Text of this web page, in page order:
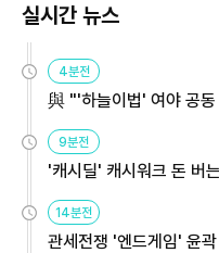
실시간 뉴스
4분전
與 "'하늘이법' 여야 공
9분전
'캐시딜' 캐시워크 돈 버
14분전
관세전쟁 '엔드게임' 윤